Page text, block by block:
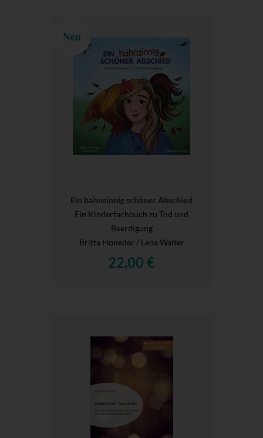
Neu
Ein hahnsinnig schöner Abschied
Ein Kinderfachbuch zu Tod und
Beerdigung
Britta Honeder / Lena Walter
22,00 €